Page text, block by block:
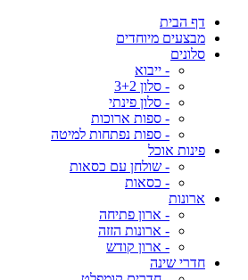
דף הבית
מבצעים מיוחדים
סלונים
- ייבוא
- סלון 3+2
- סלון פינתי
- ספות ארוכות
- ספות נפתחות למיטה
פינות אוכל
- שולחן עם כסאות
- כסאות
ארונות
- ארון פתיחה
- ארונות הזזה
- ארון קודש
חדרי שינה